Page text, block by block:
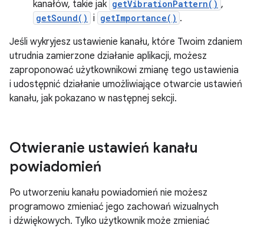
kanałów, takie jak getVibrationPattern() ,
getSound() i getImportance() .
Jeśli wykryjesz ustawienie kanału, które Twoim zdaniem
utrudnia zamierzone działanie aplikacji, możesz
zaproponować użytkownikowi zmianę tego ustawienia
i udostępnić działanie umożliwiające otwarcie ustawień
kanału, jak pokazano w następnej sekcji.
Otwieranie ustawień kanału
powiadomień
Po utworzeniu kanału powiadomień nie możesz
programowo zmieniać jego zachowań wizualnych
i dźwiękowych. Tylko użytkownik może zmieniać